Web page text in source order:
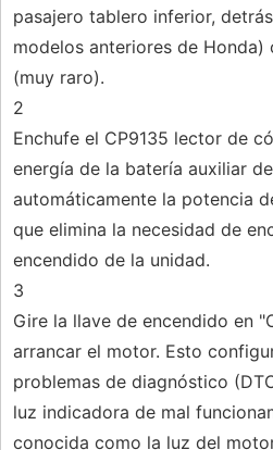
pasajero tablero inferior,
modelos anteriores de Honda)
(muy raro).
2
Enchufe el CP9135 lector de
energía de la batería auxiliar
automáticamente la potencia
que elimina la necesidad de
encendido de la unidad.
3
Gire la llave de encendido en
arrancar el motor. Esto
problemas de diagnóstico
luz indicadora de mal
conocida como la luz del